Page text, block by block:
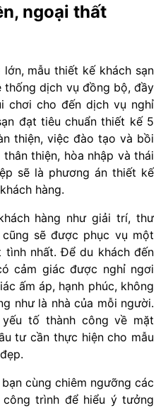
ngoại thất
mẫu thiết kế khách sạn
thống dịch vụ đồng bộ, đầy
chơi cho đến dịch vụ nghỉ
đạt tiêu chuẩn thiết kế 5
thiện, việc đào tạo và bồi
thiện, hòa nhập và thái
sẽ là phương án thiết kế
hàng.
hàng như giải trí, thư
sẽ được phục vụ một
nhất. Để du khách đến
cảm giác được nghỉ ngơi
ấm áp, hạnh phúc, không
như là nhà của mỗi người.
tố thành công về mặt
tư cần thực hiện cho mẫu
cùng chiêm ngưỡng các
trình để hiểu ý tưởng